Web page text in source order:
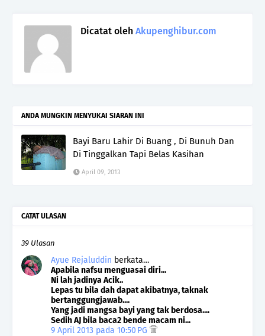
Dicatat oleh Akupenghibur.com
ANDA MUNGKIN MENYUKAI SIARAN INI
Bayi Baru Lahir Di Buang , Di Bunuh Dan
Di Tinggalkan Tapi Belas Kasihan
April 09, 2013
CATAT ULASAN
39 Ulasan
Ayue Rejaluddin berkata…
Apabila nafsu menguasai diri...
Ni lah jadinya Acik..
Lepas tu bila dah dapat akibatnya, taknak
bertanggungjawab....
Yang jadi mangsa bayi yang tak berdosa....
Sedih AJ bila baca2 bende macam ni...
9 April 2013 pada 10:50 PG